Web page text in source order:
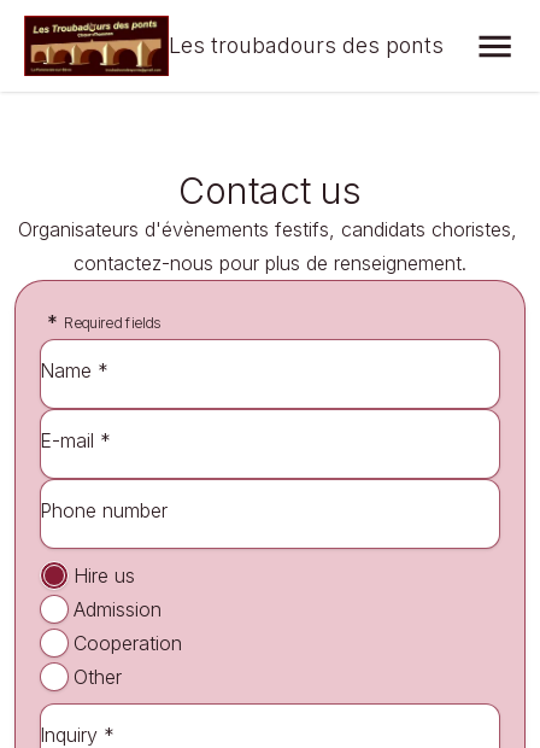
Les troubadours des ponts
Contact us
Organisateurs d'évènements festifs, candidats choristes,
contactez-nous pour plus de renseignement.
* Required fields
Name *
E-mail *
Phone number
Hire us
Admission
Cooperation
Other
Inquiry *